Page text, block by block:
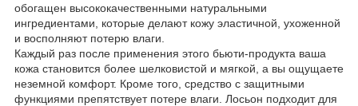
обогащен высококачественными натуральными
ингредиентами, которые делают кожу эластичной, ухоженной
и восполняют потерю влаги.
Каждый раз после применения этого бьюти-продукта ваша
кожа становится более шелковистой и мягкой, а вы ощущаете
неземной комфорт. Кроме того, средство с защитными
функциями препятствует потере влаги. Лосьон подходит для